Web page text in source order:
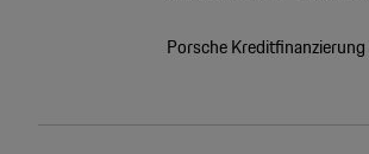
Porsche Kreditfinanzierung